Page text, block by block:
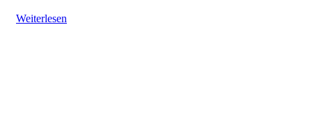
Weiterlesen